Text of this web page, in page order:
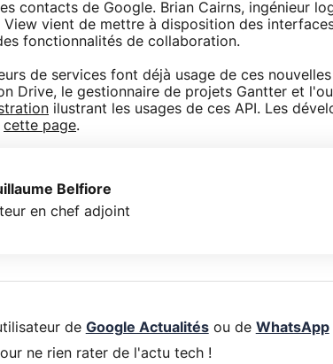
contacts de Google. Brian Cairns, ingénieur
View vient de mettre à disposition des
fonctionnalités de collaboration.
de services font déjà usage de ces
Drive, le gestionnaire de projets Gantter et
ilustrant les usages de ces API. Les
cette page.
Belfiore
en chef adjoint
de Google Actualitésou de WhatsApp
ne rien rater de l'actu tech !